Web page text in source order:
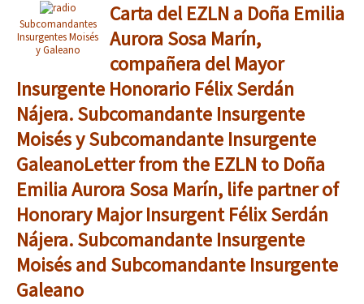
Subcomandantes
Insurgentes Moisés
y Galeano
Carta del EZLN a Doña Emilia
Aurora Sosa Marín,
compañera del Mayor
Insurgente Honorario Félix Serdán
Nájera. Subcomandante Insurgente
Moisés y Subcomandante Insurgente
GaleanoLetter from the EZLN to Doña
Emilia Aurora Sosa Marín, life partner of
Honorary Major Insurgent Félix Serdán
Nájera. Subcomandante Insurgente
Moisés and Subcomandante Insurgente
Galeano